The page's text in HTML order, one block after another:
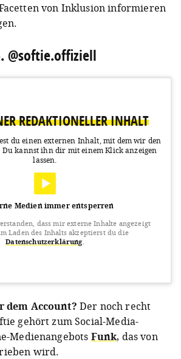
von Inklusion informieren
@softie.offiziell
REDAKTIONELLER INHALT
du einen externen Inhalt, mit dem wir den
Du kannst ihn dir mit einem Klick anzeigen
lassen.
Medien immer entsperren
dass mir externe Inhalte angezeigt
Laden des Inhalts akzeptierst du die
Datenschutzerklärung
dem Account? Der noch recht
gehört zum Social-Media-
Medienangebots Funk, das von
wird.